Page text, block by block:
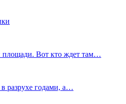
площади. Вот кто ждет там…
в разрухе годами, а…